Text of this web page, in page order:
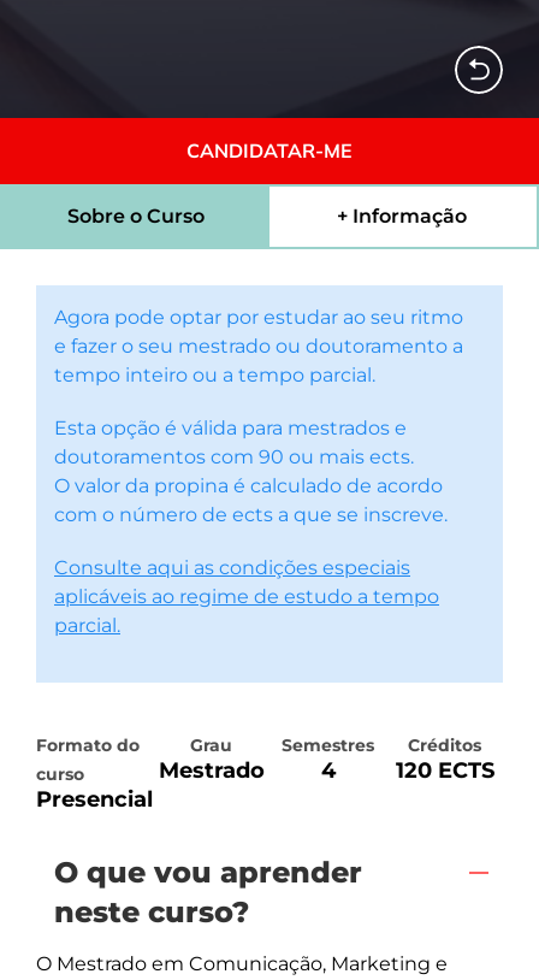
CANDIDATAR-ME
Sobre o Curso + Informação
Agora pode optar por estudar ao seu ritmo
e fazer o seu mestrado ou doutoramento a
tempo inteiro ou a tempo parcial.
Esta opção é válida para mestrados e
doutoramentos com 90 ou mais ects.
O valor da propina é calculado de acordo
com o número de ects a que se inscreve.
Consulte aqui as condições especiais
aplicáveis ao regime de estudo a tempo
parcial.
Formato do
curso
Presencial
Grau
Mestrado
Semestres
4
Créditos
120 ECTS
O que vou aprender
neste curso?
O Mestrado em Comunicação, Marketing e